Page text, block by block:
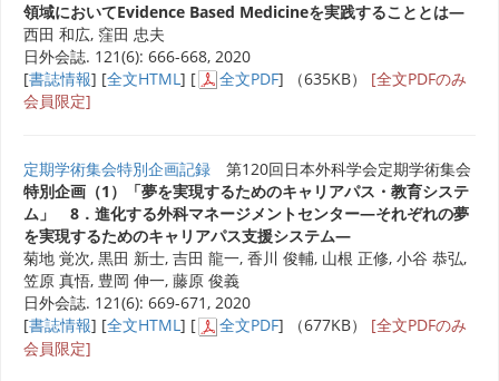
領域においてEvidence Based Medicineを実践することとは―
西田 和広, 窪田 忠夫
日外会誌. 121(6): 666-668, 2020
[書誌情報] [全文HTML ] [ 全文PDF] （635KB） [全文PDFのみ
会員限定]
定期学術集会特別企画記録 第120回日本外科学会定期学術集会
特別企画（1）「夢を実現するためのキャリアパス・教育システ
ム」 8．進化する外科マネージメントセンター―それぞれの夢
を実現するためのキャリアパス支援システム―
菊地 覚次, 黒田 新士, 吉田 龍一, 香川 俊輔, 山根 正修, 小谷 恭弘,
笠原 真悟, 豊岡 伸一, 藤原 俊義
日外会誌. 121(6): 669-671, 2020
[書誌情報] [全文HTML] [ 全文PDF] （677KB） [全文PDFのみ
会員限定]